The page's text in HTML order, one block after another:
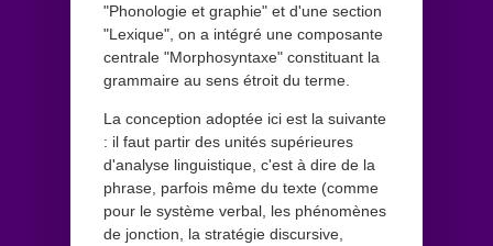
"Phonologie et graphie" et d'une section
"Lexique", on a intégré une composante
centrale "Morphosyntaxe" constituant la
grammaire au sens étroit du terme.
La conception adoptée ici est la suivante
: il faut partir des unités supérieures
d'analyse linguistique, c'est à dire de la
phrase, parfois même du texte (comme
pour le système verbal, les phénomènes
de jonction, la stratégie discursive,